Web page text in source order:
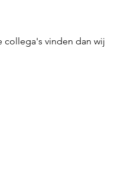
collega's vinden dan wij